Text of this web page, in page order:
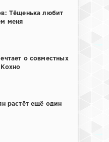
Тёщенька любит
меня
о совместных
растёт ещё один